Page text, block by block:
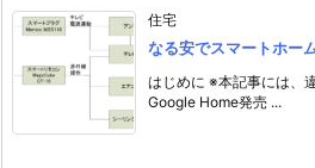
住宅
なる安でスマートホー
はじめに ※本記事には、
Google Home発売 ...